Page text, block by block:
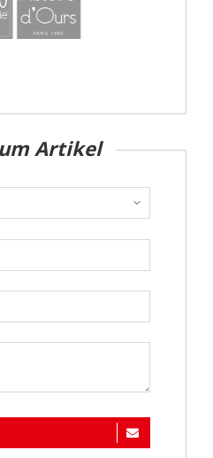
garantieren wir,
der EU auch bei der
und damit widerrufen.
Artikel